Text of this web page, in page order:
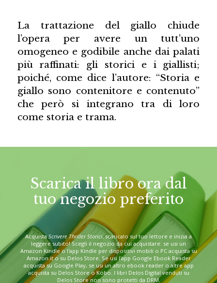
La trattazione del giallo chiude
l’opera per avere un tutt’uno
omogeneo e godibile anche dai palati
più raffinati: gli storici e i giallisti;
poiché, come dice l’autore: “Storia e
giallo sono contenitore e contenuto”
che però si integrano tra di loro
come storia e trama.
Scarica il libro ora dal
tuo negozio preferito
AcquistaScrivere Thriller Storici, scaricalo sul tuo lettore e inizia a
leggere subito! Scegli il negozio da cui acquistare: se usi un
Amazon Kindle o l'app Kindle per dispositivi mobili o PC acquista su
Amazon.it o su Delos Store. Se usi l'app Google Ebook Reader
acquista su Google Play, se usi un altro ebook reader o altre app
acquista su Delos Store o Kobo. I libri Delos Digital venduti su
Delos Store non sono protetti da DRM.